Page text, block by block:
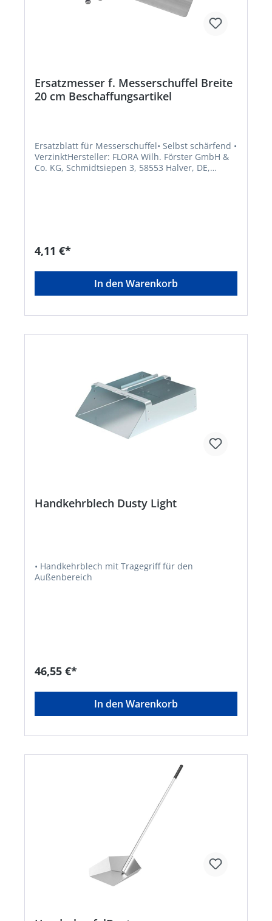
Ersatzmesser f. Messerschuffel Breite
20 cm Beschaffungsartikel
Ersatzblatt für Messerschuffel• Selbst schärfend •
VerzinktHersteller: FLORA Wilh. Förster GmbH &
Co. KG, Schmidtsiepen 3, 58553 Halver, DE,
4,11 €*
In den Warenkorb
Handkehrblech Dusty Light
• Handkehrblech mit Tragegriff für den
Außenbereich
46,55 €*
In den Warenkorb